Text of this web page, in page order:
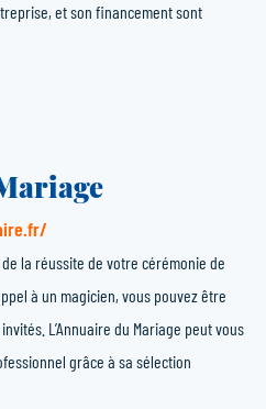
et son financement sont
la réussite de votre cérémonie de
à un magicien, vous pouvez être
L’Annuaire du Mariage peut vous
grâce à sa sélection